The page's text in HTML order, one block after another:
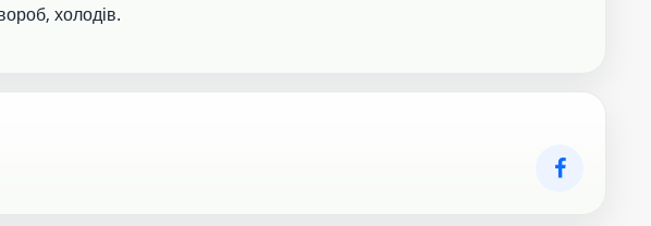
холодів.